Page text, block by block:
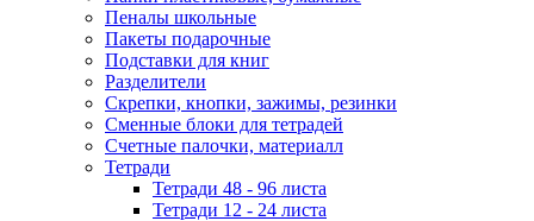
Пеналы школьные
Пакеты подарочные
Подставки для книг
Разделители
Скрепки, кнопки, зажимы, резинки
Сменные блоки для тетрадей
Счетные палочки, материалл
Тетради
Тетради 48 - 96 листа
Тетради 12 - 24 листа